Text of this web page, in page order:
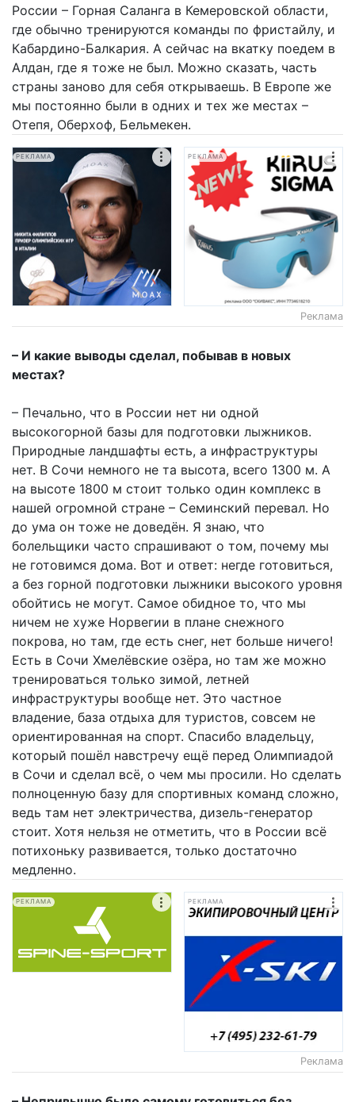
России – Горная Саланга в Кемеровской области,
где обычно тренируются команды по фристайлу, и
Кабардино-Балкария. А сейчас на вкатку поедем в
Алдан, где я тоже не был. Можно сказать, часть
страны заново для себя открываешь. В Европе же
мы постоянно были в одних и тех же местах –
Отепя, Оберхоф, Бельмекен.
РЕКЛАМА РЕКЛАМА
Реклама
– И какие выводы сделал, побывав в новых
местах?
– Печально, что в России нет ни одной
высокогорной базы для подготовки лыжников.
Природные ландшафты есть, а инфраструктуры
нет. В Сочи немного не та высота, всего 1300 м. А
на высоте 1800 м стоит только один комплекс в
нашей огромной стране – Семинский перевал. Но
до ума он тоже не доведён. Я знаю, что
болельщики часто спрашивают о том, почему мы
не готовимся дома. Вот и ответ: негде готовиться,
а без горной подготовки лыжники высокого уровня
обойтись не могут. Самое обидное то, что мы
ничем не хуже Норвегии в плане снежного
покрова, но там, где есть снег, нет больше ничего!
Есть в Сочи Хмелёвские озёра, но там же можно
тренироваться только зимой, летней
инфраструктуры вообще нет. Это частное
владение, база отдыха для туристов, совсем не
ориентированная на спорт. Спасибо владельцу,
который пошёл навстречу ещё перед Олимпиадой
в Сочи и сделал всё, о чем мы просили. Но сделать
полноценную базу для спортивных команд сложно,
ведь там нет электричества, дизель-генератор
стоит. Хотя нельзя не отметить, что в России всё
потихоньку развивается, только достаточно
медленно.
РЕКЛАМА РЕКЛАМА
Реклама